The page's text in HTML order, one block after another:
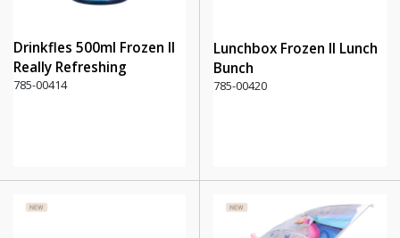
Drinkfles 500ml Frozen II
Really Refreshing
785-00414
Lunchbox Frozen II Lunch
Bunch
785-00420